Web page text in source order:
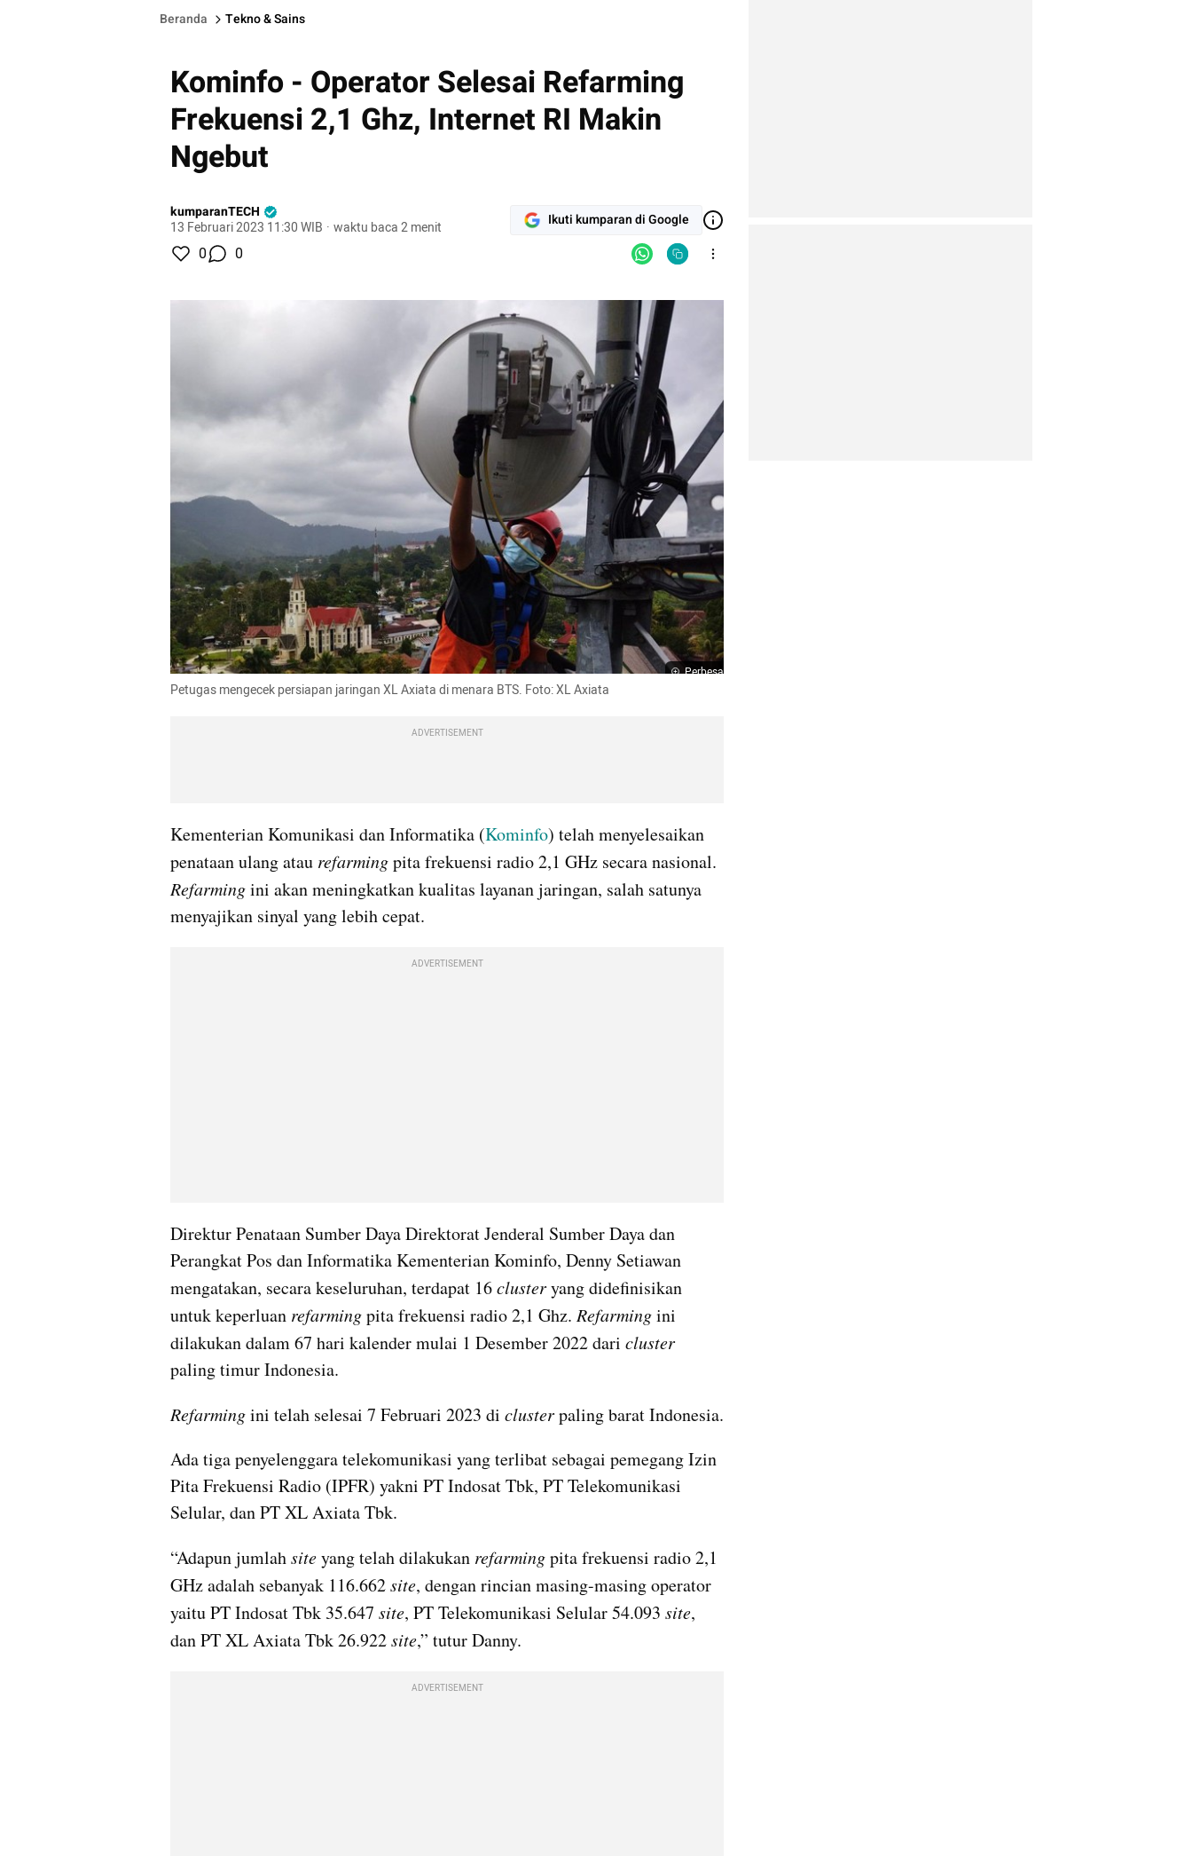
Beranda Tekno & Sains
Kominfo - Operator Selesai Refarming
Frekuensi 2,1 Ghz, Internet RI Makin
Ngebut
kumparanTECH
13 Februari 2023 11:30 WIB · waktu baca 2 menit Ikuti kumparan di Google
0 0
Perbesar
Petugas mengecek persiapan jaringan XL Axiata di menara BTS. Foto: XL Axiata
ADVERTISEMENT
Kementerian Komunikasi dan Informatika (Kominfo) telah menyelesaikan
penataan ulang atau refarming
Refarming ini akan meningkatkan kualitas layanan jaringan, salah satunya
menyajikan sinyal yang lebih cepat.
ADVERTISEMENT
Direktur Penataan Sumber Daya Direktorat Jenderal Sumber Daya dan
Perangkat Pos dan Informatika Kementerian Kominfo, Denny Setiawan
mengatakan, secara keseluruhan, terdapat 16 cluster yang didefinisikan
untuk keperluan refarming pita frekuensi radio 2,1 Ghz. Refarming ini
dilakukan dalam 67 hari kalender mulai 1 Desember 2022 dari cluster
paling timur Indonesia.
Refarming ini telah selesai 7 Februari 2023 di cluster paling barat Indonesia.
Ada tiga penyelenggara telekomunikasi yang terlibat sebagai pemegang Izin
Pita Frekuensi Radio (IPFR) yakni PT Indosat Tbk, PT Telekomunikasi
Selular, dan PT XL Axiata Tbk.
“Adapun jumlah site yang telah dilakukan refarming pita frekuensi radio 2,1
GHz adalah sebanyak 116.662 site, dengan rincian masing-masing operator
yaitu PT Indosat Tbk 35.647 site, PT Telekomunikasi Selular 54.093 site,
dan PT XL Axiata Tbk 26.922 site,” tutur Danny.
ADVERTISEMENT